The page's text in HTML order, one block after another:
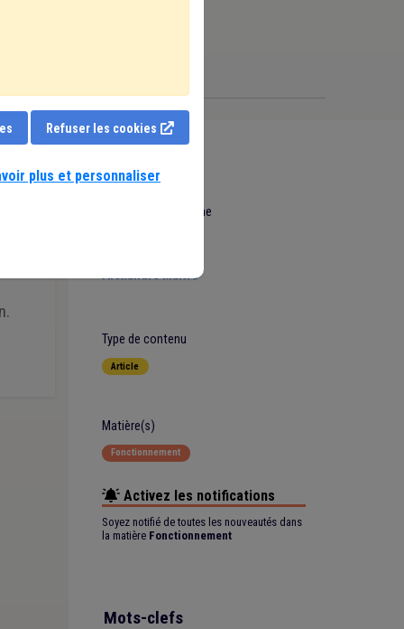
locale
Date de mise en ligne
Alexandre Maitre
Type de contenu
Article
Matière(s)
Fonctionnement
Activez les notifications
Soyez notifié de toutes les nouveautés dans
la matière Fonctionnement
Mots-clefs
Refuser les cookies
plus et personnaliser